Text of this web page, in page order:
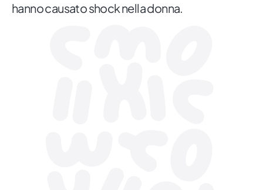
hanno causato shock nella donna.